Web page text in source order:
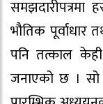
समझदारीपत्रमा
भौतिक पूर्वाधार
पनि तत्काल
जनाएको छ । सो